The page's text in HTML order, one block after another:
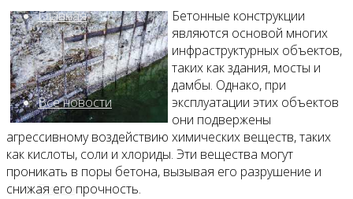
Главная
Все новости
Видео
Бетонные конструкции
являются основой многих
инфраструктурных объектов,
таких как здания, мосты и
дамбы. Однако, при
эксплуатации этих объектов
они подвержены
агрессивному воздействию химических веществ, таких
как кислоты, соли и хлориды. Эти вещества могут
проникать в поры бетона, вызывая его разрушение и
снижая его прочность.